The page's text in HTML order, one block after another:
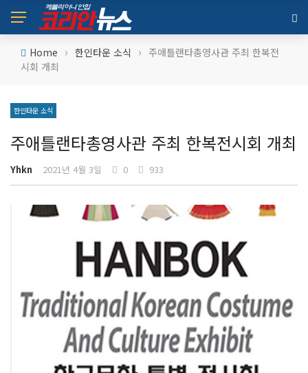
Home › 한인타운 소식 › 주애틀랜타총영사관 주최 한복전
시회 개최
한인타운 소식
주애틀랜타총영사관 주최 한복전시회 개최
Yhkn 2021년 4월 3일 0 933